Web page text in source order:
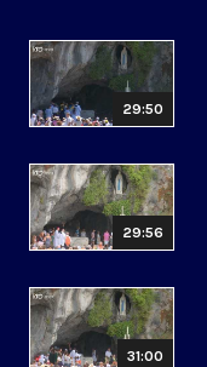
29:50
29:56
31:00